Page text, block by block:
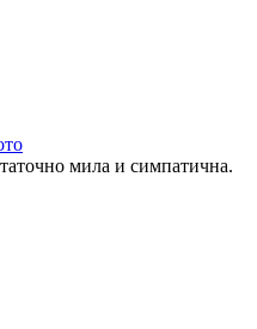
мила и симпатична.